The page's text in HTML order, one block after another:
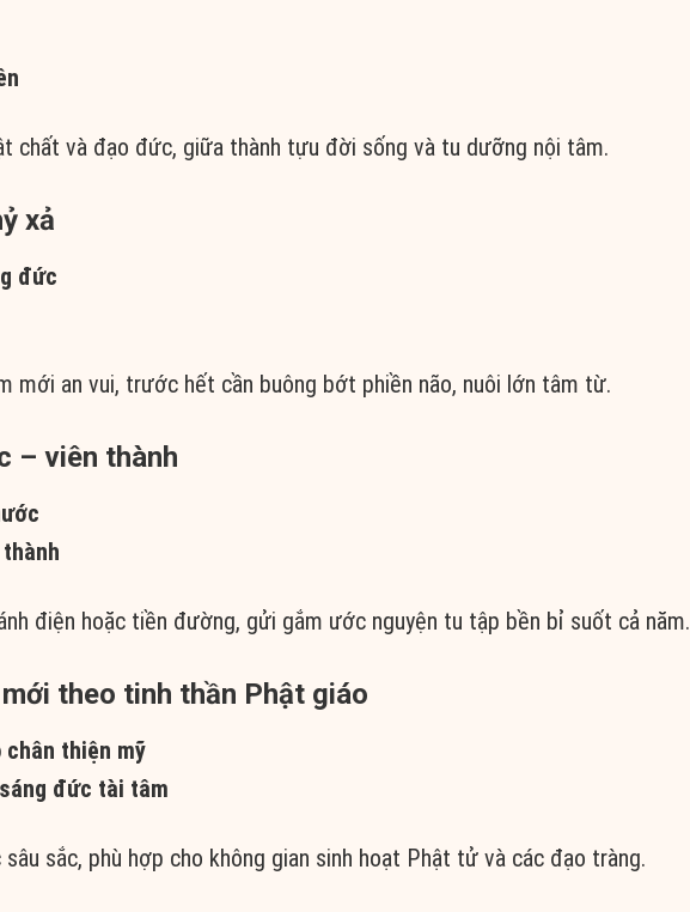
chất và đạo đức, giữa thành tựu đời sống và tu dưỡng nội tâm.
xả
đức
mới an vui, trước hết cần buông bớt phiền não, nuôi lớn tâm từ.
– viên thành
điện hoặc tiền đường, gửi gắm ước nguyện tu tập bền bỉ suốt cả năm.
theo tinh thần Phật giáo
thiện mỹ
đức tài tâm
sắc, phù hợp cho không gian sinh hoạt Phật tử và các đạo tràng.